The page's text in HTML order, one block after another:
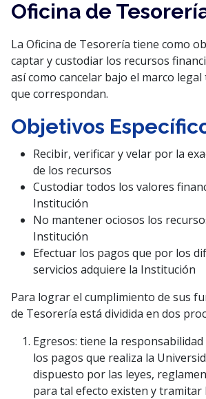
Oficina de
La Oficina de Tesorería tiene como
captar y custodiar los recursos
así como cancelar bajo el marco
que correspondan.
Objetivos
Recibir, verificar y velar por la
de los recursos
Custodiar todos los valores
Institución
No mantener ociosos los
Institución
Efectuar los pagos que por los
servicios adquiere la Institución
Para lograr el cumplimiento de sus
de Tesorería está dividida en dos
Egresos: tiene la
los pagos que realiza la
dispuesto por las leyes,
para tal efecto existen y tramitar